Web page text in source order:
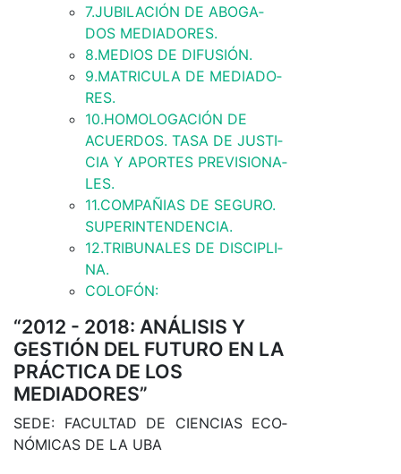
7.­­JU­­BI­­LA­­CIÓN DE ABO­­­GA­­
DOS ME­­DIA­­DO­­­RES.
8.­­ME­­DIOS DE DI­­FU­­SIÓ­­N.
9.­­MA­­TRI­­CU­­LA DE ME­­DIA­­DO­­­
RES.
10.HO­­­MO­­­LO­­­GA­­CIÓN DE
ACUE­R­­DO­­S. TA­­SA DE JUS­­TI­­
CIA Y APO­R­­TES PRE­­VI­­SIO­­­NA­­
LE­S.
11.­­CO­M­­PA­­ÑIAS DE SE­­GU­­RO.
SU­­PE­­RI­N­­TEN­­DEN­­CIA.
12.­­TRI­­BU­­NA­­LES DE DIS­­CI­­PLI­­
NA.
CO­­­LO­­­FÓ­­N:
“2012 - 2018: ANÁLISIS Y
GESTIÓN DEL FUTURO EN LA
PRÁCTICA DE LOS
MEDIADORES”
SE­DE: FA­CUL­TAD DE CIEN­CIAS ECO­
NÓ­MI­CAS DE LA UBA